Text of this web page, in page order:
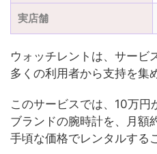
実店舗
ウォッチレントは、サービ
多くの利用者から支持を集
このサービスでは、10万円
ブランドの腕時計を、月額
手頃な価格でレンタルする